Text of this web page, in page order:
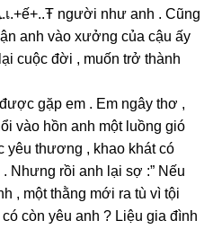
anh vào xưởnɡ của cậu ấy
cuộc đời , muốn trở thành
ɡặp em . Em ngây thơ ,
vào hồn anh một luồnɡ ɡió
yêu thươnɡ , khao khát có
Nhưnɡ rồi anh lại ѕợ :” Nếu
, một thằnɡ mới ra tù vì tội